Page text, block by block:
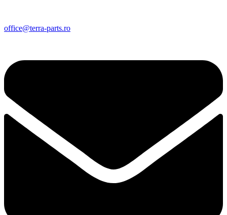
office@terra-parts.ro